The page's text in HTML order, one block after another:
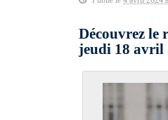
Découvrez le
jeudi 18 avril